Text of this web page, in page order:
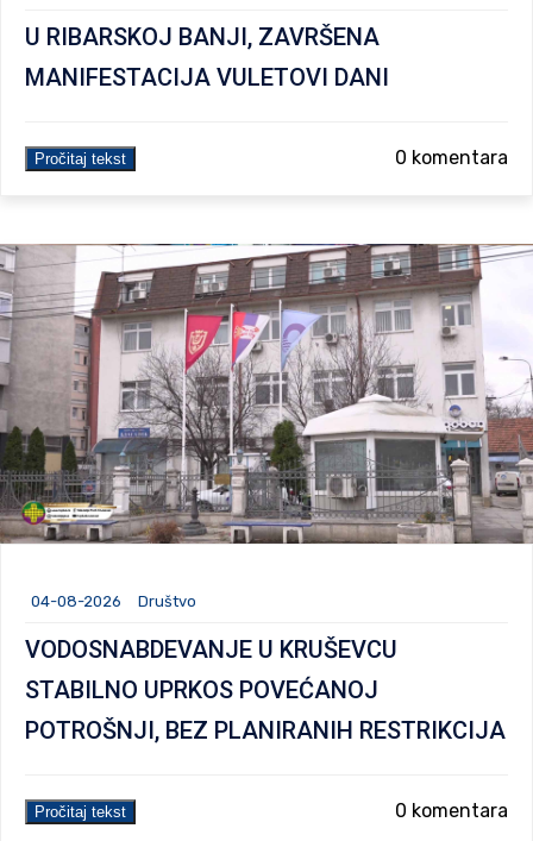
U RIBARSKOJ BANJI, ZAVRŠENA
MANIFESTACIJA VULETOVI DANI
Pročitaj tekst 0 komentara
04-08-2026 Društvo
VODOSNABDEVANJE U KRUŠEVCU
STABILNO UPRKOS POVEĆANOJ
POTROŠNJI, BEZ PLANIRANIH RESTRIKCIJA
Pročitaj tekst 0 komentara